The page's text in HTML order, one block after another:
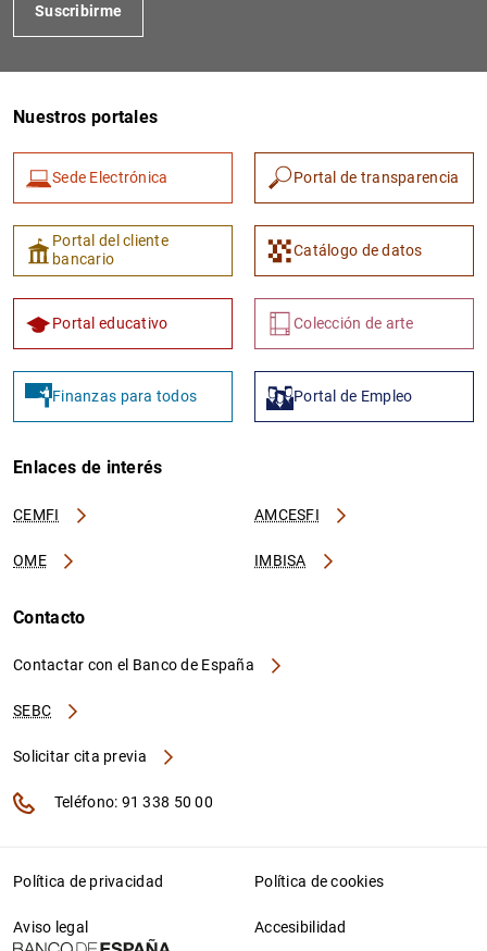
Suscribirme
Nuestros portales
Sede Electrónica Portal de transparencia
Portal del cliente
bancario
Catálogo de datos
Portal educativo Colección de arte
Finanzas para todos Portal de Empleo
Enlaces de interés
CEMFI AMCESFI
OME IMBISA
Contacto
Contactar con el Banco de España
SEBC
Solicitar cita previa
Teléfono: 91 338 50 00
Política de privacidad Política de cookies
Aviso legal Accesibilidad